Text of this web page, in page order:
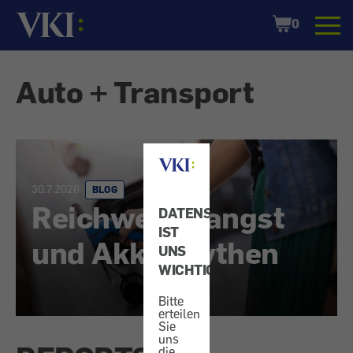
DATENSCHUTZ
IST
UNS
WICHTIG!
Bitte
erteilen
Sie
uns
Startseite
Shopping
Cart
0
Auto + Transport
30.7.2026 BLOG
Reichweitenangst
und Akku-Mythen